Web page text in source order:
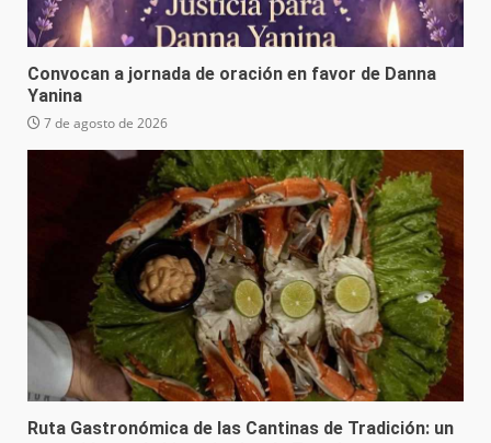
Convocan a jornada de oración en favor de Danna
Yanina
7 de agosto de 2026
Ruta Gastronómica de las Cantinas de Tradición: un